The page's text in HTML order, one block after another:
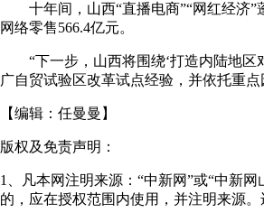
十年间，山西“直播电商”“网红经济”
网络零售566.4亿元。
“下一步，山西将围绕‘打造内陆地区
广自贸试验区改革试点经验，并依托重
【编辑： 任曼曼 】
版权及免责声明：
1、凡本网注明来源：“中新网”或“中新
的，应在授权范围内使用，并注明来源